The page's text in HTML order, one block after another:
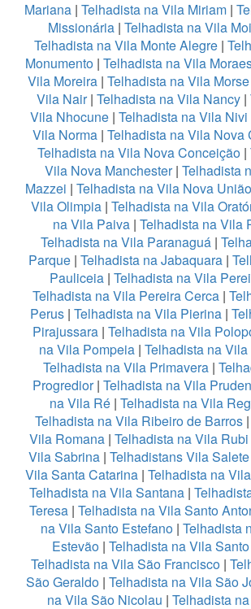
Mariana | Telhadista na Vila Miriam |
Missionária| Telhadista na Vila
Telhadista na Vila Monte Alegre|
Monumento| Telhadista na Vila
Vila Moreira | Telhadista na Vila Morse
Vila Nair| Telhadista na Vila Nancy |
Vila Nhocune| Telhadista na Vila Nivi
Vila Norma| Telhadista na Vila Nova
Telhadista na Vila Nova Conceição|
Vila Nova Manchester| Telhadista
Mazzei | Telhadista na Vila Nova União
Vila Olimpia | Telhadista na Vila
na Vila Paiva | Telhadista na Vila
Telhadista na Vila Paranaguá|
Parque | Telhadista na Jabaquara |
Pauliceia | Telhadista na Vila
Telhadista na Vila Pereira Cerca|
Perus| Telhadista na Vila Pierina|
Pirajussara | Telhadista na Vila
na Vila Pompeia| Telhadista na
Telhadista na Vila Primavera|
Progredior| Telhadista na Vila
na Vila Ré| Telhadista na Vila
Telhadista na Vila Ribeiro de Barros|
Vila Romana| Telhadista na Vila Rubi
Vila Sabrina| Telhadistans Vila Salete
Vila Santa Catarina | Telhadista na
Telhadista na Vila Santana |
Teresa| Telhadista na Vila Santo
na Vila Santo Estefano | Telhadista
Estevão| Telhadista na Vila
Telhadista na Vila São Francisco |
São Geraldo| Telhadista na Vila São
na Vila São Nicolau | Telhadista